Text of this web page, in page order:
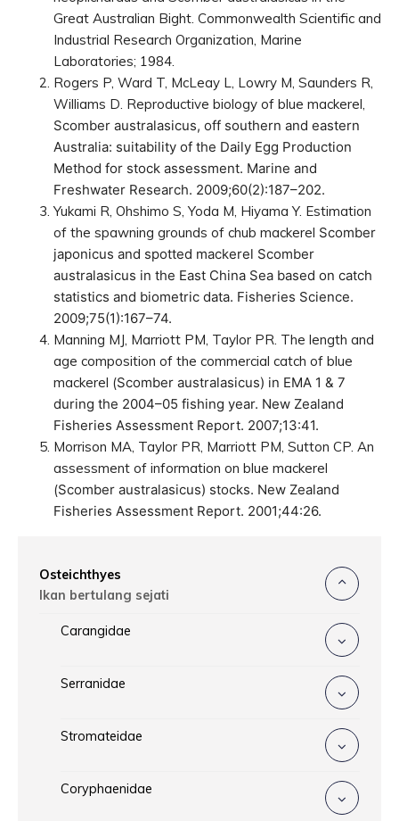
Great Australian Bight. Commonwealth Scientific and
Industrial Research Organization, Marine
Laboratories; 1984.
Rogers P, Ward T, McLeay L, Lowry M, Saunders R,
Williams D. Reproductive biology of blue mackerel,
Scomber australasicus, off southern and eastern
Australia: suitability of the Daily Egg Production
Method for stock assessment. Marine and
Freshwater Research. 2009;60(2):187–202.
Yukami R, Ohshimo S, Yoda M, Hiyama Y. Estimation
of the spawning grounds of chub mackerel Scomber
japonicus and spotted mackerel Scomber
australasicus in the East China Sea based on catch
statistics and biometric data. Fisheries Science.
2009;75(1):167–74.
Manning MJ, Marriott PM, Taylor PR. The length and
age composition of the commercial catch of blue
mackerel (Scomber australasicus) in EMA 1 & 7
during the 2004–05 fishing year. New Zealand
Fisheries Assessment Report. 2007;13:41.
Morrison MA, Taylor PR, Marriott PM, Sutton CP. An
assessment of information on blue mackerel
(Scomber australasicus) stocks. New Zealand
Fisheries Assessment Report. 2001;44:26.
Osteichthyes
Ikan bertulang sejati
Carangidae
Serranidae
Stromateidae
Coryphaenidae